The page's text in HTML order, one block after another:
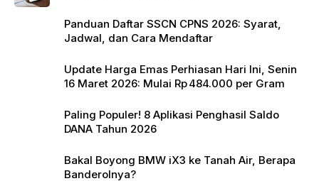
Panduan Daftar SSCN CPNS 2026: Syarat,
Jadwal, dan Cara Mendaftar
Update Harga Emas Perhiasan Hari Ini, Senin
16 Maret 2026: Mulai Rp 484.000 per Gram
Paling Populer! 8 Aplikasi Penghasil Saldo
DANA Tahun 2026
Bakal Boyong BMW iX3 ke Tanah Air, Berapa
Banderolnya?